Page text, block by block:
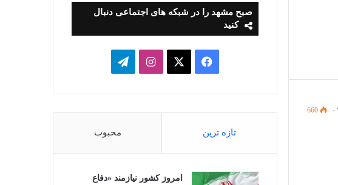
۰ 660
صبح مشهد را در شبکه های اجتماعی دنبال
کنید
فیسبوک ایکساینستاگرامتلگرام
تازه ترین محبوب
امروز کشور نیازمند «دفاع